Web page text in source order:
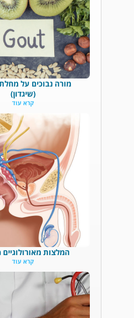
מורה נבוכים על
(שיגדון)
קרא עוד
המלצות
קרא עוד